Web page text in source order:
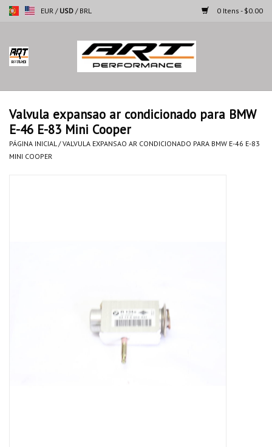
EUR / USD / BRL 0 Itens - $0.00
Página inicial
Motocicletas
Automoveis
Marcas
Valvula expansao ar condicionado para BMW
E-46 E-83 Mini Cooper
PÁGINA INICIAL /VALVULA EXPANSAO AR CONDICIONADO PARA BMW E-46 E-83
MINI COOPER